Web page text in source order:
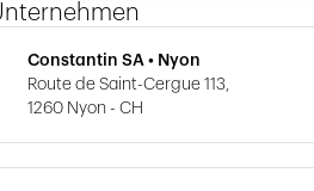
Constantin SA • Nyon
Route de Saint-Cergue 113,
1260 Nyon - CH